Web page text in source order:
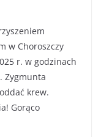
w Choroszczy
r. w godzinach
Zygmunta
krew.
Gorąco